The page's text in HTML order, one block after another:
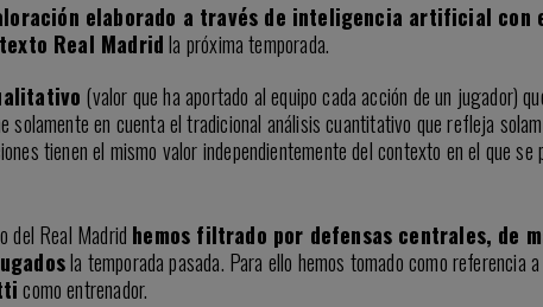
elaborado a través de inteligencia artificial con
Real Madridla próxima temporada.
(valor que ha aportado al equipo cada acción de un jugador)
solamente en cuenta el tradicional análisis cuantitativo que refleja
tienen el mismo valor independientemente del contexto en el que se
del Real Madrid hemos filtrado por defensas centrales, de
la temporada pasada. Para ello hemos tomado como referencia
como entrenador.